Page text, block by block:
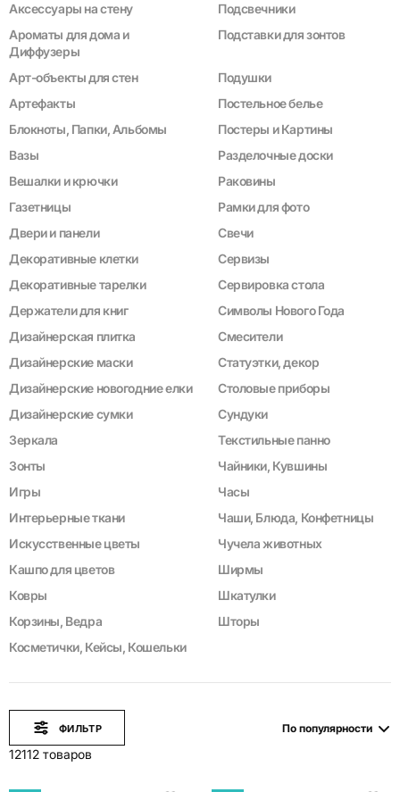
Аксессуары на стену
Ароматы для дома и
Диффузеры
Арт-объекты для стен
Артефакты
Блокноты, Папки, Альбомы
Вазы
Вешалки и крючки
Газетницы
Двери и панели
Декоративные клетки
Декоративные тарелки
Держатели для книг
Дизайнерская плитка
Дизайнерские маски
Дизайнерские новогодние елки
Дизайнерские сумки
Зеркала
Зонты
Игры
Интерьерные ткани
Искусственные цветы
Кашпо для цветов
Ковры
Корзины, Ведра
Косметички, Кейсы, Кошельки
Подсвечники
Подставки для зонтов
Подушки
Постельное белье
Постеры и Картины
Разделочные доски
Раковины
Рамки для фото
Свечи
Сервизы
Сервировка стола
Символы Нового Года
Смесители
Статуэтки, декор
Столовые приборы
Сундуки
Текстильные панно
Чайники, Кувшины
Часы
Чаши, Блюда, Конфетницы
Чучела животных
Ширмы
Шкатулки
Шторы
ФИЛЬТР
12112 товаров
По популярности